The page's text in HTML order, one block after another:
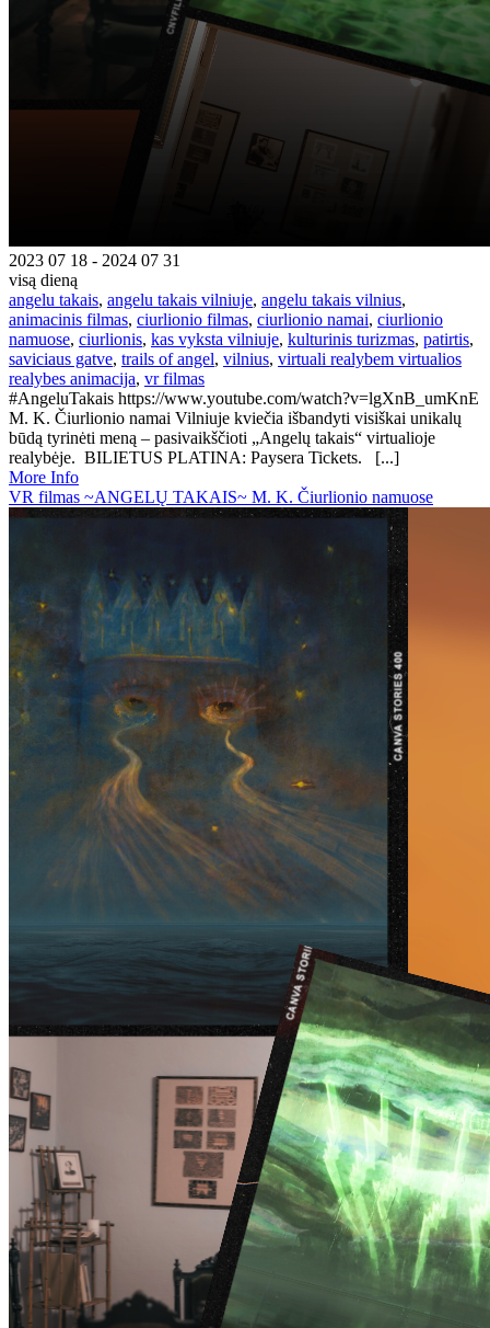
2023 07 18 - 2024 07 31
visą dieną
angelu takais, angelu takais vilniuje, angelu takais vilnius,
animacinis filmas, ciurlionio filmas, ciurlionio namai, ciurlionio
namuose, ciurlionis, kas vyksta vilniuje, kulturinis turizmas, patirtis,
saviciaus gatve, trails of angel, vilnius, virtuali realybem virtualios
realybes animacija, vr filmas
#AngeluTakais https://www.youtube.com/watch?v=lgXnB_umKnE
M. K. Čiurlionio namai Vilniuje kviečia išbandyti visiškai unikalų
būdą tyrinėti meną – pasivaikščioti „Angelų takais“ virtualioje
realybėje. BILIETUS PLATINA: Paysera Tickets. [...]
More Info
VR filmas ~ANGELŲ TAKAIS~ M. K. Čiurlionio namuose